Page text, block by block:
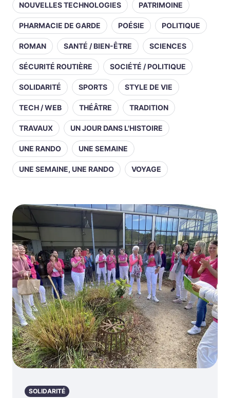
NOUVELLES TECHNOLOGIES PATRIMOINE
PHARMACIE DE GARDE POÉSIE POLITIQUE
ROMAN SANTÉ / BIEN-ÊTRE SCIENCES
SÉCURITÉ ROUTIÈRE SOCIÉTÉ / POLITIQUE
SOLIDARITÉ SPORTS STYLE DE VIE
TECH / WEB THÉÂTRE TRADITION
TRAVAUX UN JOUR DANS L'HISTOIRE
UNE RANDO UNE SEMAINE
UNE SEMAINE, UNE RANDO VOYAGE
SOLIDARITÉ